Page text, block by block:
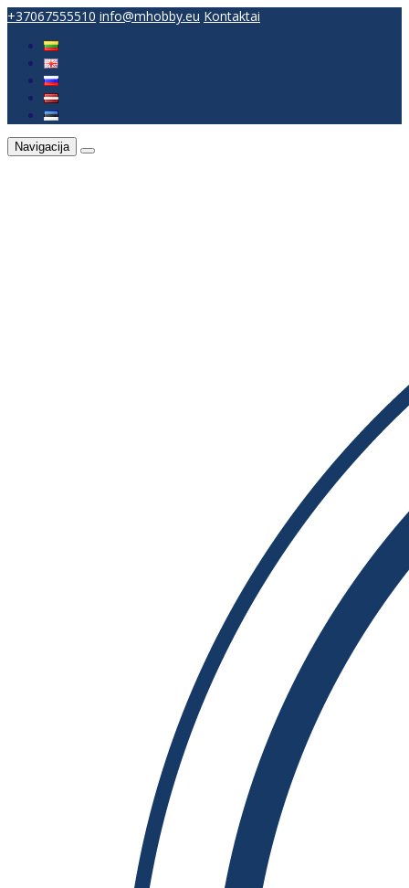
+37067555510 info@mhobby.eu Kontaktai
Navigacija